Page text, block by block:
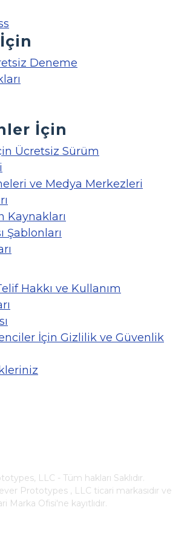
Deneme
İçin
Ücretsiz Sürüm
ve Medya Merkezleri
Kaynakları
Şablonları
Hakkı ve Kullanım
İçin Gizlilik ve Güvenlik
LLC - Tüm hakları Saklıdır.
Prototypes , LLC ticari markasıdır ve
Marka Ofisi'ne kayıtlıdır.